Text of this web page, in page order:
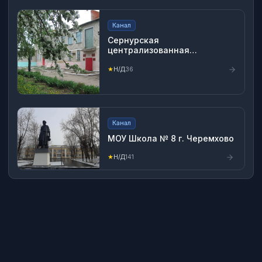
Канал
Сернурская
централизованная
★Н/Д36
Канал
МОУ Школа № 8 г. Черемхово
★ Н/Д141